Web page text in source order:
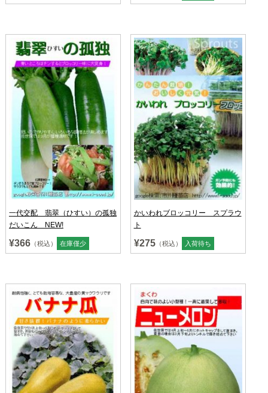
一代交配 翡翠（ひすい）の孤独
だいこん NEW!
¥366（税込） 在庫僅少
かいわれブロッコリー スプラウ
ト
¥275（税込） 入荷待ち